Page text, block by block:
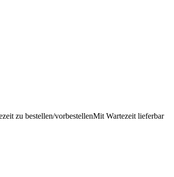
zu bestellen/vorbestellenMit Wartezeit lieferbar